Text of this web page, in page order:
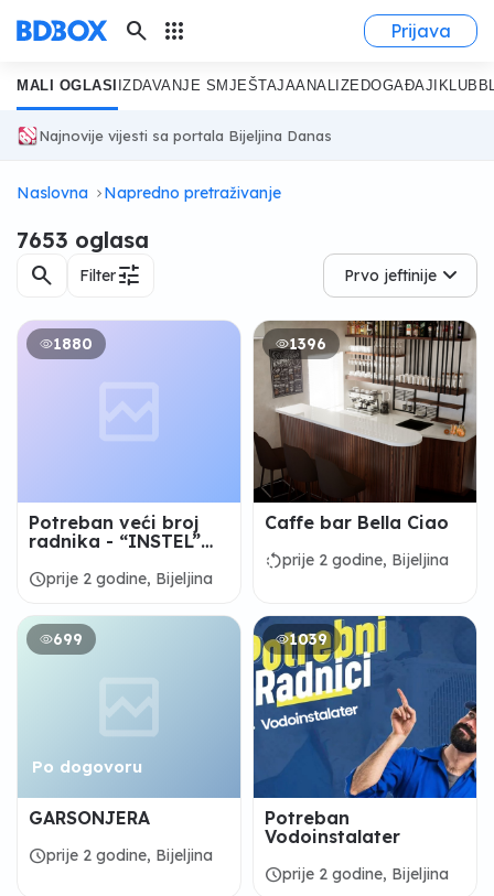
search apps Prijava
MALI OGLASI IZDAVANJE SMJEŠTAJAANALIZE DOGAĐAJI KLUB
Najnovije vijesti sa portala Bijeljina Danas
Naslovna Napredno pretraživanje
7653 oglasa
search Filtertune Prvo jeftinije
1880
Potreban veći broj
radnika - “INSTEL”
scheduleprije 2 godine, Bijeljina
1396
Caffe bar Bella Ciao
rotate_leftprije 2 godine, Bijeljina
699
Po dogovoru
GARSONJERA
scheduleprije 2 godine, Bijeljina
1039
Potreban
Vodoinstalater
scheduleprije 2 godine, Bijeljina